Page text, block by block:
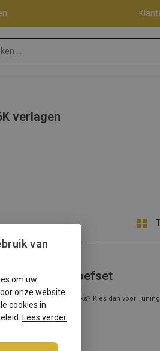
verlagen
Art schroefset
controle en sportieve looks? Kies dan voor
van
om uw
onze website
cookies in
Lees verder